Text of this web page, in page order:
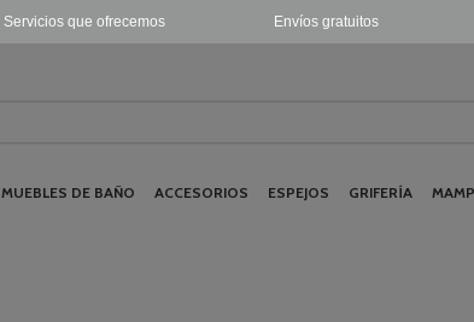
Envíos gratuitos
Servicios que ofrecemos
MUEBLES DE BAÑO ACCESORIOS ESPEJOS GRIFERÍA